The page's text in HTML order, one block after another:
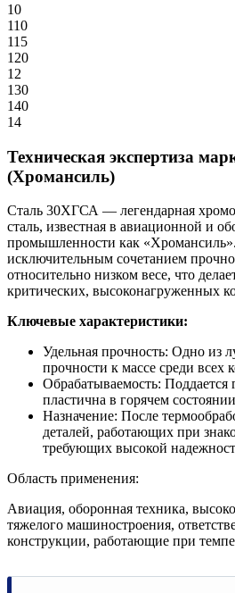
10
110
115
120
12
130
140
14
Техническая экспертиза
(Хромансиль)
Сталь 30ХГСА — легендарная
сталь, известная в авиационной и
промышленности как
исключительным сочетанием
относительно низком весе, что
критических, высоконагруженных
Ключевые характеристики:
Удельная прочность: Одно из
прочности к массе среди всех
Обрабатываемость: Поддается
пластична в горячем
Назначение: После
деталей, работающих при
требующих высокой
Область применения:
Авиация, оборонная техника,
тяжелого машиностроения,
конструкции, работающие при